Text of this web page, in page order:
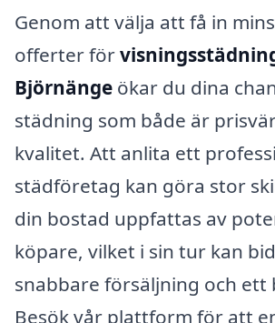
Genom att välja att få in
offerter för
Björnänge ökar du dina
städning som både är
kvalitet. Att anlita ett
städföretag kan göra stor
din bostad uppfattas av
köpare, vilket i sin tur kan
snabbare försäljning och ett
Besök vår plattform för att